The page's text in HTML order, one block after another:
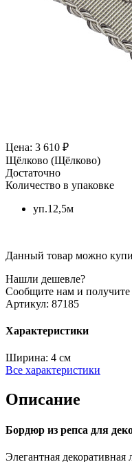
Цена: 3 610 ₽
Щёлково (Щёлково)
Достаточно
Количество в упаковке
уп.12,5м
Данный товар можно
Нашли дешевле?
Сообщите нам и получите
Артикул: 87185
Характеристики
Ширина: 4 см
Все характеристики
Описание
Бордюр из репса для
Элегантная